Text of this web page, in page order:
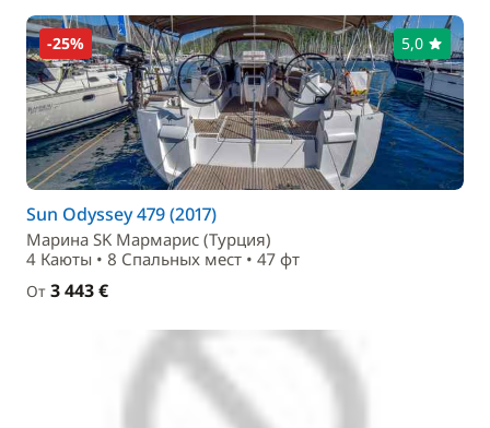
-25% 5,0
Sun Odyssey 479 (2017)
Маринa SK Мармарис (Турция)
4 Каюты • 8 Спальныx мест • 47 фт
От 3 443 €